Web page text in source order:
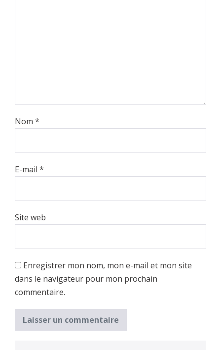
Nom *
E-mail *
Site web
Enregistrer mon nom, mon e-mail et mon site
dans le navigateur pour mon prochain
commentaire.